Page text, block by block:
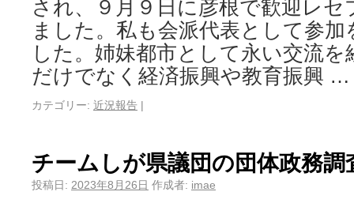
され、９月９日に彦根で歓迎レ
ました。私も会派代表として参
した。姉妹都市として永い交流を
だけでなく経済振興や教育振興
カテゴリー: 近況報告 |
チームしが県議団の団体政務調
投稿日: 2023年8月26日 作成者: imae